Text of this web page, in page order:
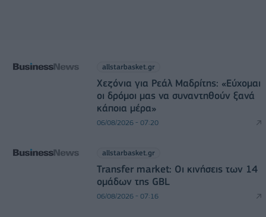
allstarbasket.gr
Χεζόνια για Ρεάλ Μαδρίτης: «Εύχομαι
οι δρόμοι μας να συναντηθούν ξανά
κάποια μέρα»
06/08/2026 - 07:20
allstarbasket.gr
Transfer market: Οι κινήσεις των 14
ομάδων της GBL
06/08/2026 - 07:16